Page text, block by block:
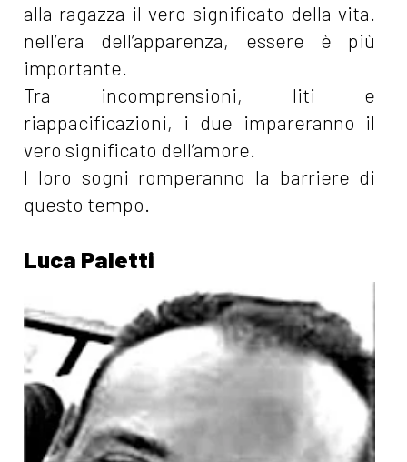
alla ragazza il vero significato della vita.
nell’era dell’apparenza, essere è più
importante.
Tra incomprensioni, liti e
riappacificazioni, i due impareranno il
vero significato dell’amore.
I loro sogni romperanno la barriere di
questo tempo.
Luca Paletti